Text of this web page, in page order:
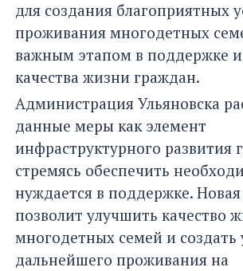
для создания благоприятных
проживания многодетных
важным этапом в поддержке
качества жизни граждан.
Администрация Ульяновска
данные меры как элемент
инфраструктурного развития
стремясь обеспечить
нуждается в поддержке.
позволит улучшить качество
многодетных семей и создать
дальнейшего проживания на